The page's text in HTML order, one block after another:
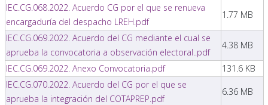
IEC.CG.068.2022. Acuerdo CG por el que se renueva
encargaduría del despacho LREH.pdf
1.77 MB
IEC.CG.069.2022. Acuerdo del CG mediante el cual se
aprueba la convocatoria a observación electoral..pdf
4.38 MB
IEC.CG.069.2022. Anexo Convocatoria.pdf
131.6 KB
IEC.CG.070.2022. Acuerdo del CG por el que se
aprueba la integración del COTAPREP.pdf
6.36 MB